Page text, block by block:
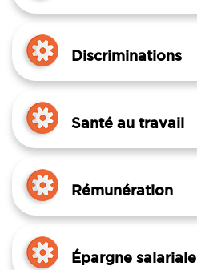
Discriminations
Santé au travail
Rémunération
Épargne salariale